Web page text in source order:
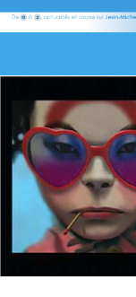
CONTENU